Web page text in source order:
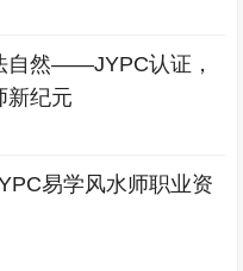
自然——JYPC认证，
新纪元
易学风水师职业资